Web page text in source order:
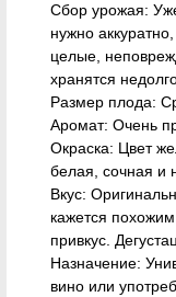
Сбор урожая:
нужно
целые,
хранятся
Размер плода:
Аромат: Очень
Окраска: Цвет
белая, сочная и
Вкус:
кажется
привкус.
Назначение:
вино или